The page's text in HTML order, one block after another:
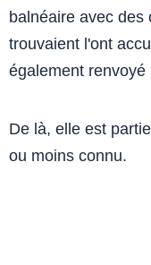
balnéaire avec des
trouvaient l'ont
également
De là, elle est
ou moins connu.